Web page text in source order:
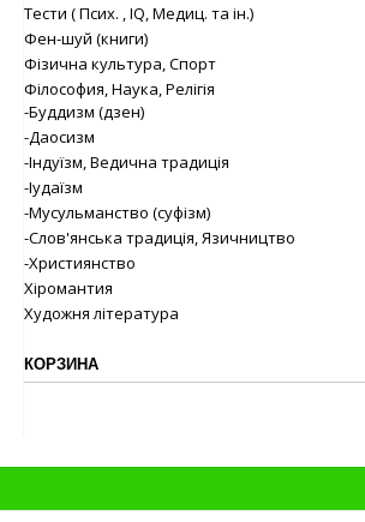
Тести ( Псих. , IQ, Медиц. та ін.)
Фен-шуй (книги)
Фізична культура, Спорт
Філософия, Наука, Релігія
-Буддизм (дзен)
-Даосизм
-Індуїзм, Ведична традиція
-Іудаїзм
-Мусульманство (суфізм)
-Слов'янська традиція, Язичництво
-Християнство
Хіромантия
Художня література
КОРЗИНА